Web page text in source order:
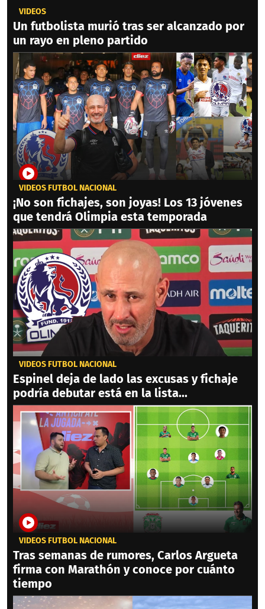
VIDEOS
Un futbolista murió tras ser alcanzado por
un rayo en pleno partido
VIDEOS FÚTBOL NACIONAL
¡No son fichajes, son joyas! Los 13 jóvenes
que tendrá Olimpia esta temporada
VIDEOS FÚTBOL NACIONAL
Espinel deja de lado las excusas y fichaje
podría debutar está en la lista...
VIDEOS FÚTBOL NACIONAL
Tras semanas de rumores, Carlos Argueta
firma con Marathón y conoce por cuánto
tiempo